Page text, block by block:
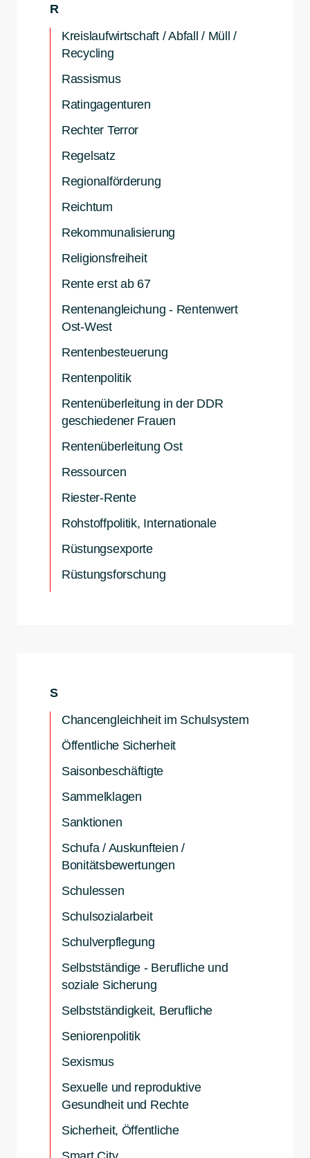
R
Kreislaufwirtschaft / Abfall / Müll /
Recycling
Rassismus
Ratingagenturen
Rechter Terror
Regelsatz
Regionalförderung
Reichtum
Rekommunalisierung
Religionsfreiheit
Rente erst ab 67
Rentenangleichung - Rentenwert
Ost-West
Rentenbesteuerung
Rentenpolitik
Rentenüberleitung in der DDR
geschiedener Frauen
Rentenüberleitung Ost
Ressourcen
Riester-Rente
Rohstoffpolitik, Internationale
Rüstungsexporte
Rüstungsforschung
S
Chancengleichheit im Schulsystem
Öffentliche Sicherheit
Saisonbeschäftigte
Sammelklagen
Sanktionen
Schufa / Auskunfteien /
Bonitätsbewertungen
Schulessen
Schulsozialarbeit
Schulverpflegung
Selbstständige - Berufliche und
soziale Sicherung
Selbstständigkeit, Berufliche
Seniorenpolitik
Sexismus
Sexuelle und reproduktive
Gesundheit und Rechte
Sicherheit, Öffentliche